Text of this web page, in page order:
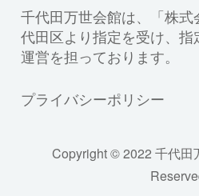
千代田万世会館は、「株
代田区より指定を受け、指
運営を担っております。
プライバシーポリシー
Copyright © 2022 千代田